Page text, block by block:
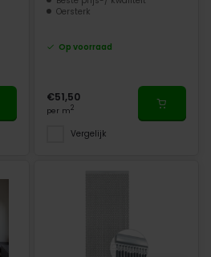
Oersterk
Op voorraad
€51,50
per m2
Vergelijk